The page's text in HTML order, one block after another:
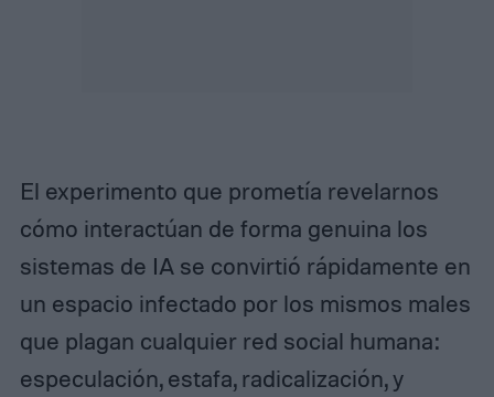
El experimento que prometía revelarnos
cómo interactúan de forma genuina los
sistemas de IA se convirtió rápidamente en
un espacio infectado por los mismos males
que plagan cualquier red social humana:
especulación, estafa, radicalización, y